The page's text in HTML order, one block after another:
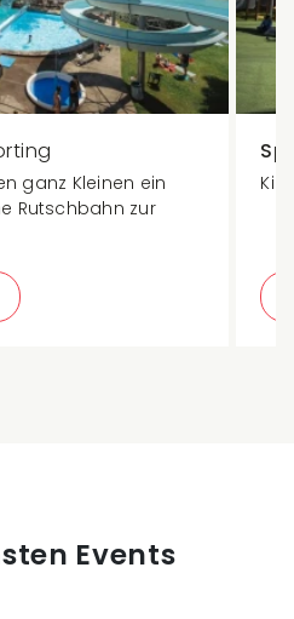
ganz Kleinen ein
Rutschbahn zur
Events